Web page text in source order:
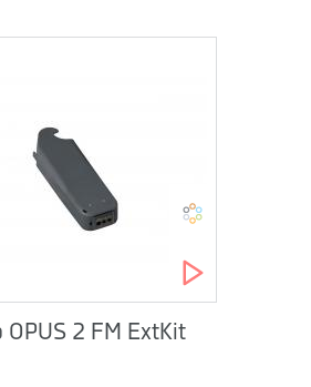
OPUS 2 FM ExtKit